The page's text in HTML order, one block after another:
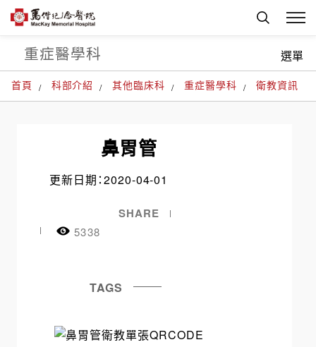
首頁 科部介紹 其他臨床科 重症醫學科 衛教資訊
重症醫學科 選單
鼻胃管
更新日期：2020-04-01
5338
SHARE
TAGS